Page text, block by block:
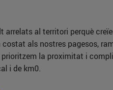
arrelats al territori perquè
als nostres pagesos,
la proximitat i
i de km0.